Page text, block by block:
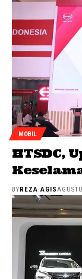
MOBIL
HTSDC,
BY REZA AGIS